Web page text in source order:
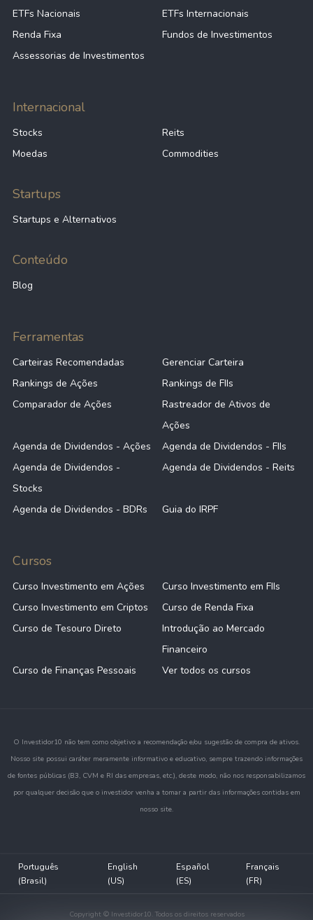
ETFs Nacionais
ETFs Internacionais
Renda Fixa
Fundos de Investimentos
Assessorias de Investimentos
Internacional
Stocks
Reits
Moedas
Commodities
Startups
Startups e Alternativos
Conteúdo
Blog
Ferramentas
Carteiras Recomendadas
Gerenciar Carteira
Rankings de Ações
Rankings de FIIs
Comparador de Ações
Rastreador de Ativos de
Ações
Agenda de Dividendos - Ações
Agenda de Dividendos - FIIs
Agenda de Dividendos -
Stocks
Agenda de Dividendos - Reits
Agenda de Dividendos - BDRs Guia do IRPF
Cursos
Curso Investimento em Ações
Curso Investimento em FIIs
Curso Investimento em Criptos
Curso de Renda Fixa
Curso de Tesouro Direto
Introdução ao Mercado
Financeiro
Curso de Finanças Pessoais
Ver todos os cursos
O Investidor10 não tem como objetivo a recomendação e/ou sugestão de compra de ativos.
Nosso site possui caráter meramente informativo e educativo, sempre trazendo informações
de fontes públicas (B3, CVM e RI das empresas, etc.), deste modo, não nos responsabilizamos
por qualquer decisão que o investidor venha a tomar a partir das informações contidas em
nosso site.
Português
(Brasil)
English
(US)
Español
(ES)
Français
(FR)
Copyright © Investidor10. Todos os direitos reservados